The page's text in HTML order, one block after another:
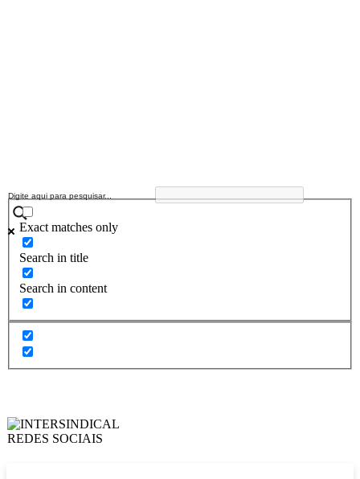
Exact matches only
Search in title
Search in content